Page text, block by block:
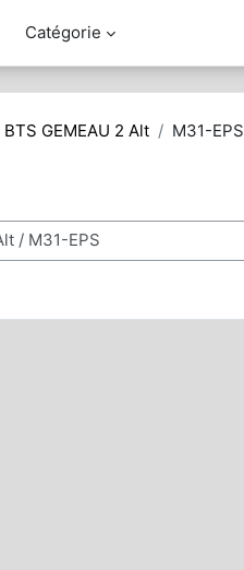
Catégorie
BTS GEMEAU 2 Alt M31-EPS